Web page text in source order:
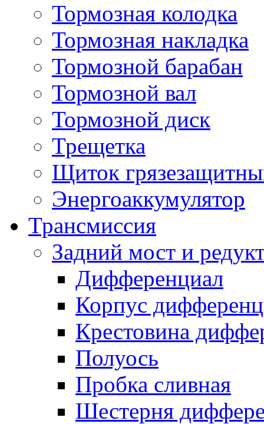
Тормозная колодка
Тормозная накладка
Тормозной барабан
Тормозной вал
Тормозной диск
Трещетка
Щиток
Энергоаккумулятор
Трансмиссия
Задний мост и
Дифференциал
Корпус
Крестовина
Полуось
Пробка сливная
Шестерня